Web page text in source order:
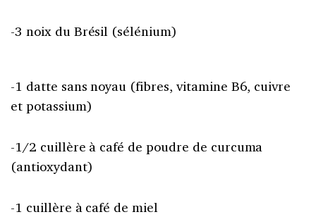
-3 noix du Brésil (sélénium)
-1 datte sans noyau (fibres, vitamine B6, cuivre
et potassium)
-1/2 cuillère à café de poudre de curcuma
(antioxydant)
-1 cuillère à café de miel